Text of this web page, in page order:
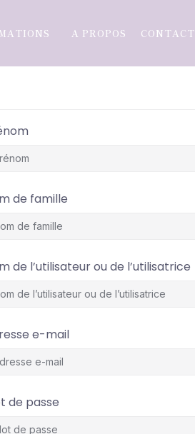
A PROPOS CONTACT
de famille
de l’utilisateur ou de l’utilisatrice
e-mail
de passe